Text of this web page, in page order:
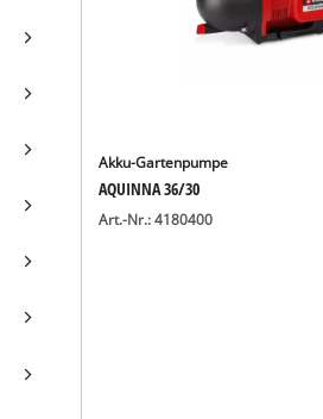
Akku-Gartenpumpe
AQUINNA 36/30
Art.-Nr.: 4180400